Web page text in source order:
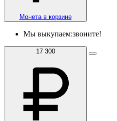
Монета в корзине
Мы выкупаем:звоните!
17 300